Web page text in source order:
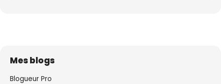
Mes blogs
Blogueur Pro